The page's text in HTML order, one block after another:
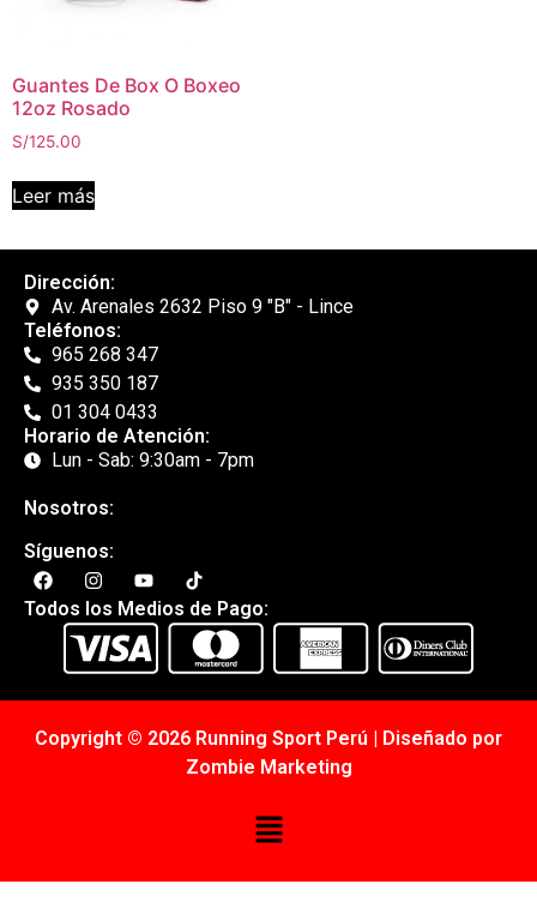
Guantes De Box O Boxeo
12oz Rosado
S/125.00
Leer más
Dirección:
Av. Arenales 2632 Piso 9 "B" - Lince
Teléfonos:
965 268 347
935 350 187
01 304 0433
Horario de Atención:
Lun - Sab: 9:30am - 7pm
Nosotros:
Síguenos:
Todos los Medios de Pago:
Copyright © 2026 Running Sport Perú | Diseñado por
Zombie Marketing